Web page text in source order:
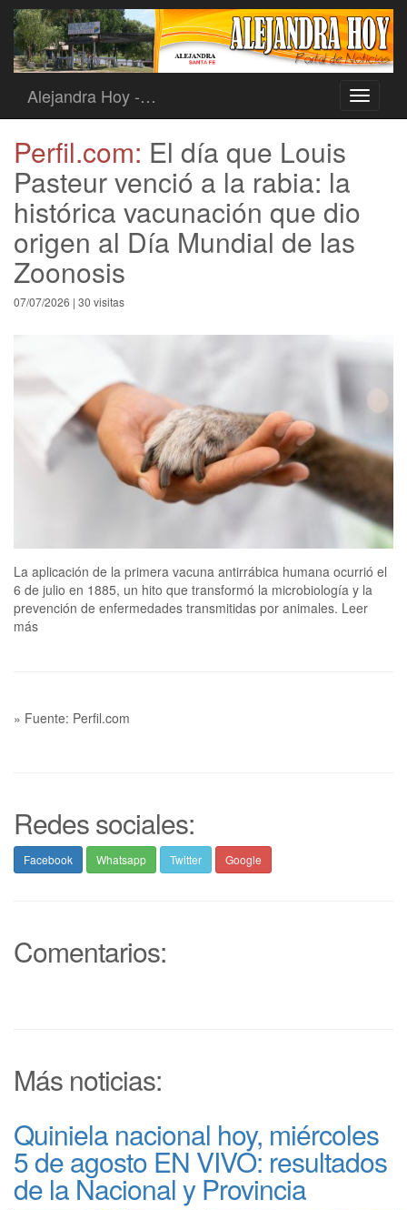
Toggle
Alejandra Hoy -…
Perfil.com: El día que Louis
Pasteur venció a la rabia: la
histórica vacunación que dio
origen al Día Mundial de las
Zoonosis
07/07/2026 | 30 visitas
La aplicación de la primera vacuna antirrábica humana ocurrió el
6 de julio en 1885, un hito que transformó la microbiología y la
prevención de enfermedades transmitidas por animales. Leer
más
» Fuente: Perfil.com
Redes sociales:
Facebook Whatsapp Twitter Google
Comentarios:
Más noticias:
Quiniela nacional hoy, miércoles
5 de agosto EN VIVO: resultados
de la Nacional y Provincia